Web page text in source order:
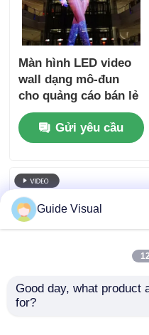
Màn hình LED video
wall dạng mô-đun
cho quảng cáo bán lẻ
và phông nền
Gửi yêu cầu
Guide Visual
Good day, what product
for?